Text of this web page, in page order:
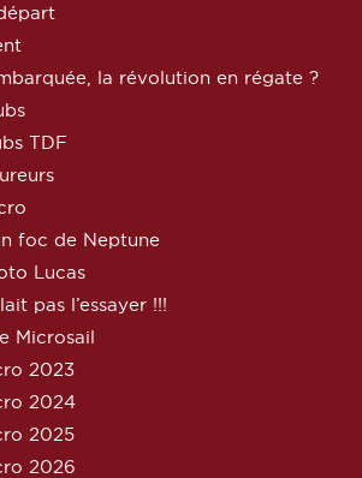
la révolution en régate ?
TDF
foc de Neptune
Lucas
pas l’essayer !!!
Microsail
2023
2024
2025
2026